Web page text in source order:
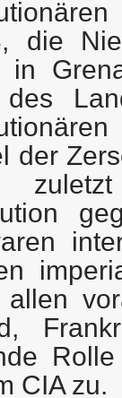
die
in
des
der
allen
CIA zu.